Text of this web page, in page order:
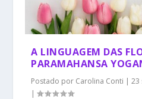
A LINGUAGEM DAS
PARAMAHANSA
Postado por Carolina Conti |23
|